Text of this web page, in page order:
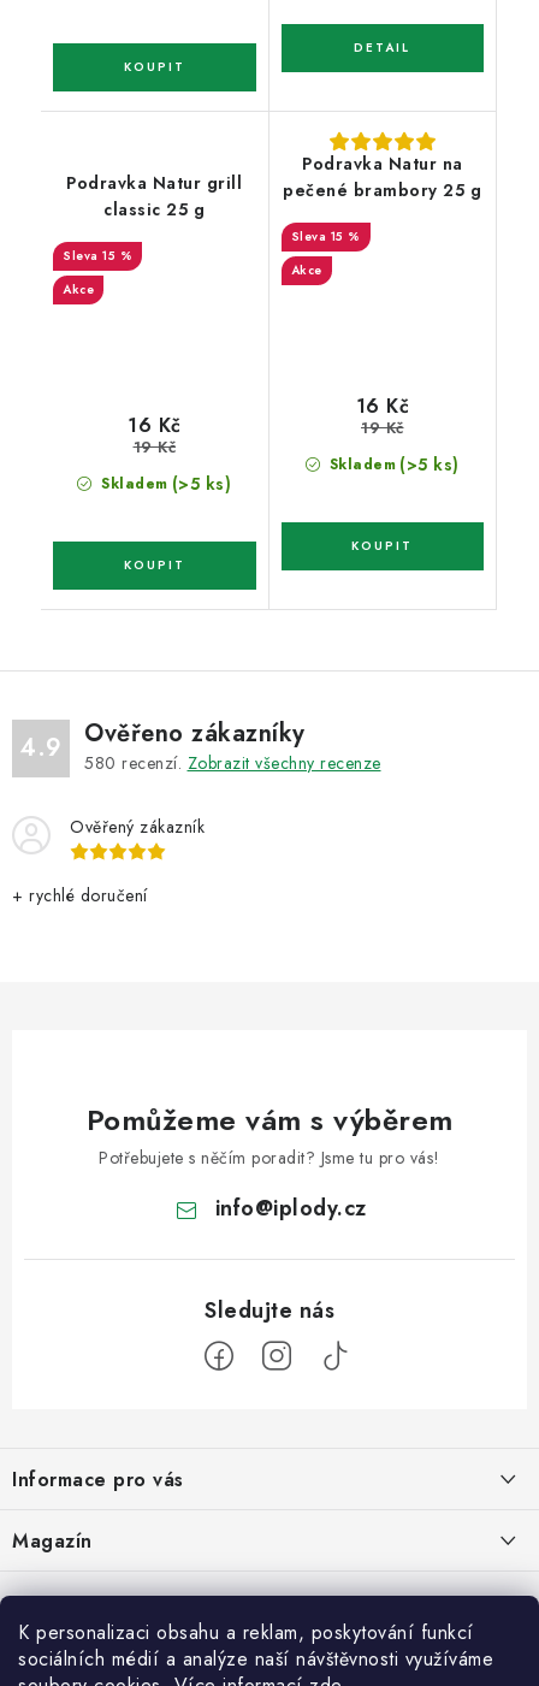
K personalizaci obsahu a reklam, poskytování funkcí
sociálních médií a analýze naší návštěvnosti využíváme
Podravka Natur grill
classic 25 g
15 %
Akce
Skladem (>5 ks)
16 Kč
19 Kč
Podravka Natur na
pečené brambory 25 g
15 %
Akce
Skladem (>5 ks)
16 Kč
19 Kč
4.9 Ověřeno zákazníky
580 recenzí. Zobrazit všechny recenze
Ověřený zákazník
+ rychlé doručení
Pomůžeme vám s výběrem
Potřebujete s něčím poradit? Jsme tu pro vás!
info@iplody.cz
p
a
t
í
Informace pro vás
Doprava a platba
Velkoobchod
Reklamace a vrácení zboží
Magazín
Kombucha – osvěžující nápoj pro zdravé zažívání
Konjak: Rostlina, která dala hubnutí a zdravému životnímu stylu nový
Nákupní košík